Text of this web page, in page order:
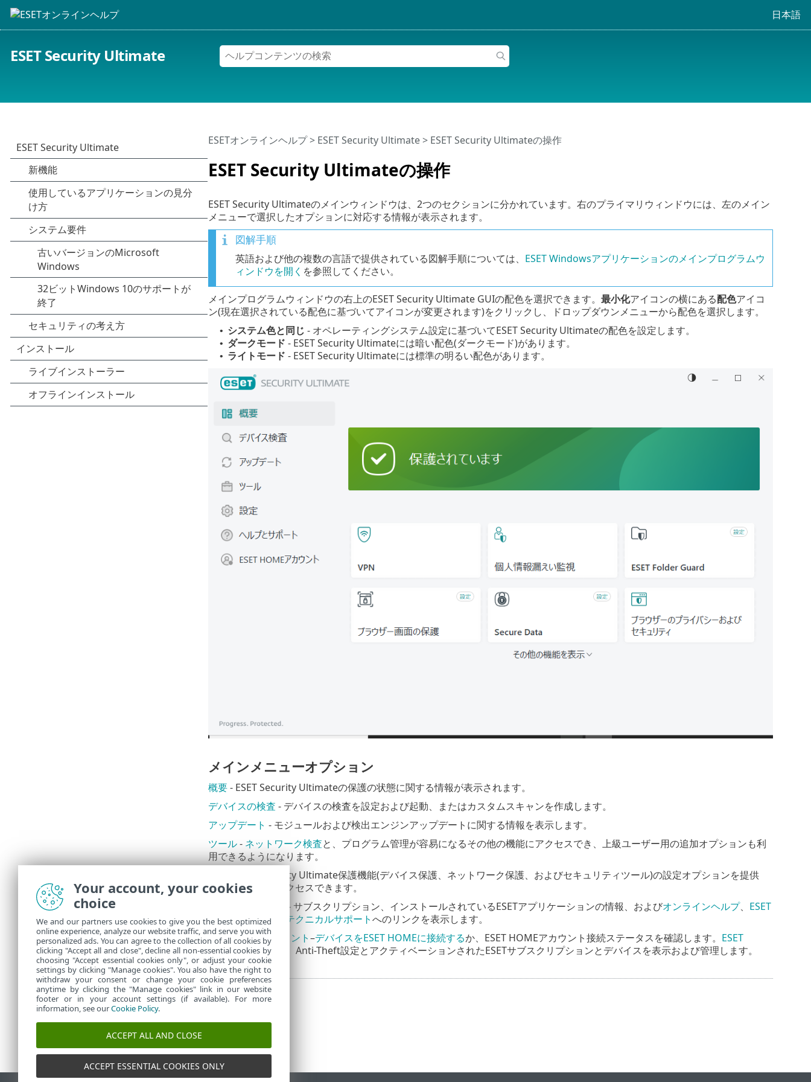
日本語
ESET Security Ultimate
ESET Security Ultimateの操作
ESETオンラインヘルプ> ESET Security Ultimate> ESET Security Ultimateの操作
ESET Security Ultimateのメインウィンドウは、2つのセクションに分かれています。右のプライマリウィンドウには、左のメイン
メニューで選択したオプションに対応する情報が表示されます。
図解手順
英語および他の複数の言語で提供されている図解手順については、 ESET Windowsアプリケーションのメインプログラムウ
ィンドウを開く を参照してください。
メインプログラムウィンドウの右上のESET Security Ultimate GUIの配色を選択できます。 最小化アイコンの横にある配色アイコ
ン(現在選択されている配色に基づいてアイコンが変更されます)をクリックし、ドロップダウンメニューから配色を選択します。
• システム色と同じ - オペレーティングシステム設定に基づいてESET Security Ultimateの配色を設定します。
• ダークモード - ESET Security Ultimateには暗い配色(ダークモード)があります。
• ライトモード - ESET Security Ultimateには標準の明るい配色があります。
メインメニューオプション
概要- ESET Security Ultimateの保護の状態に関する情報が表示されます。
デバイスの検査 - デバイスの検査を設定および起動、またはカスタムスキャンを作成します。
アップデート - モジュールおよび検出エンジンアップデートに関する情報を表示します。
ツール- ネットワーク検査と、プログラム管理が容易になるその他の機能にアクセスでき、上級ユーザー用の追加オプションも利
用できるようになります。
- ESET Security Ultimate保護機能(デバイス保護、ネットワーク保護、およびセキュリティツール)の設定オプションを提供
し、詳細設定
へアクセスできます。
- サブスクリプション、インストールされているESETアプリケーションの情報、およびオンラインヘルプ、 ESET
ナレッジベース
テクニカルサポートへのリンクを表示します。
ESET HOMEアカウント–デバイスをESET HOMEに接続するか、ESET HOMEアカウント接続ステータスを確認します。 ESET
HOMEを使用して、Anti-Theft設定とアクティベーションされたESETサブスクリプションとデバイスを表示および管理します。
Your account, your cookies
choice
We and our partners use cookies to give you the best optimized
online experience, analyze our website traffic, and serve you with
personalized ads. You can agree to the collection of all cookies by
clicking "Accept all and close", decline all non-essential cookies by
choosing "Accept essential cookies only", or adjust your cookie
settings by clicking "Manage cookies". You also have the right to
withdraw your consent or change your cookie preferences
anytime by clicking the "Manage cookies" link in our website
footer or in your account settings (if available). For more
information, see ourCookie Policy.
ACCEPT ALL AND CLOSE
ACCEPT ESSENTIAL COOKIES ONLY